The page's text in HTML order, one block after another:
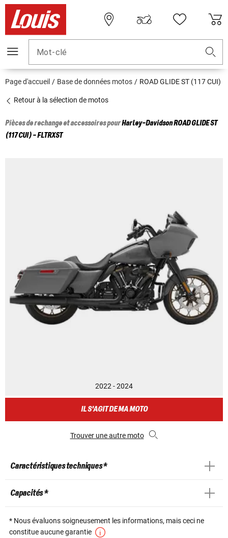
Mot-clé
Page d'accueil Base de données motos ROAD GLIDE ST (117 CUI)
Retour à la sélection de motos
Pièces de rechange et accessoires pourHarley-DavidsonROAD GLIDE ST
(117 CUI) - FLTRXST
2022 - 2024
IL S'AGIT DE MA MOTO
Trouver une autre moto
Caractéristiques techniques *
Capacités *
* Nous évaluons soigneusement les informations, mais ceci ne
constitue aucune garantie